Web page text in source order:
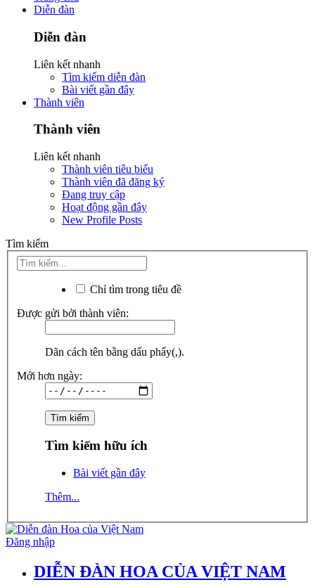
Diễn đàn
Diễn đàn
Liên kết nhanh
Tìm kiếm diễn đàn
Bài viết gần đây
Thành viên
Thành viên
Liên kết nhanh
Thành viên tiêu biểu
Thành viên đã đăng ký
Đang truy cập
Hoạt động gần đây
New Profile Posts
Tìm kiếm
Chỉ tìm trong tiêu đề
Được gửi bởi thành viên:
Dãn cách tên bằng dấu phẩy(,).
Mới hơn ngày:
Tìm kiếm hữu ích
Bài viết gần đây
Thêm...
Đăng nhập
DIỄN ĐÀN HOA CỦA VIỆT NAM